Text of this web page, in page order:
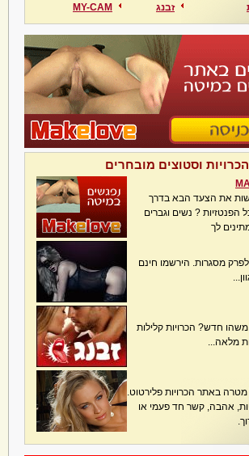
זבנג
MY-CAM
וסטוצים מובחרים
את הצעד הבא בדרך
הפנטזיות ? נשים וגברים
לך
לפרק מסגרות. הירשמו חינם
חדש? הכרויות קלילות
מלאה...
באתר הכרויות פלירטוט.
אהבה, קשר חד פעמי או